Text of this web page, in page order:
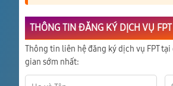
THÔNG TIN ĐĂNG KÝ DỊCH VỤ
Thông tin liên hệ đăng ký dịch vụ FPT
gian sớm nhất: